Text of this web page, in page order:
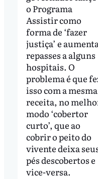
o Programa
Assistir como
forma de ‘fazer
justiça’ e
repasses a alguns
hospitais. O
problema é que
isso com a mesma
receita, no
modo ‘cobertor
curto’, que ao
cobrir o peito do
vivente deixa
pés descobertos e
vice-versa.